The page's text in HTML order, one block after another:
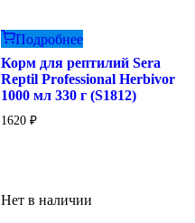
Подробнее
Корм для рептилий Sera
Reptil Professional Herbivor
1000 мл 330 г (S1812)
1620 ₽
Нет в наличии